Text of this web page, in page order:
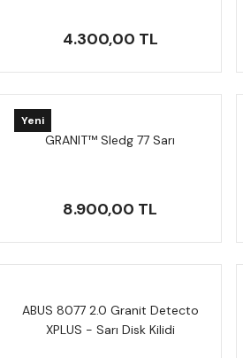
4.300,00 TL
Yeni
GRANIT™ Sledg 77 Sarı
8.900,00 TL
ABUS 8077 2.0 Granit Detecto
XPLUS - Sarı Disk Kilidi